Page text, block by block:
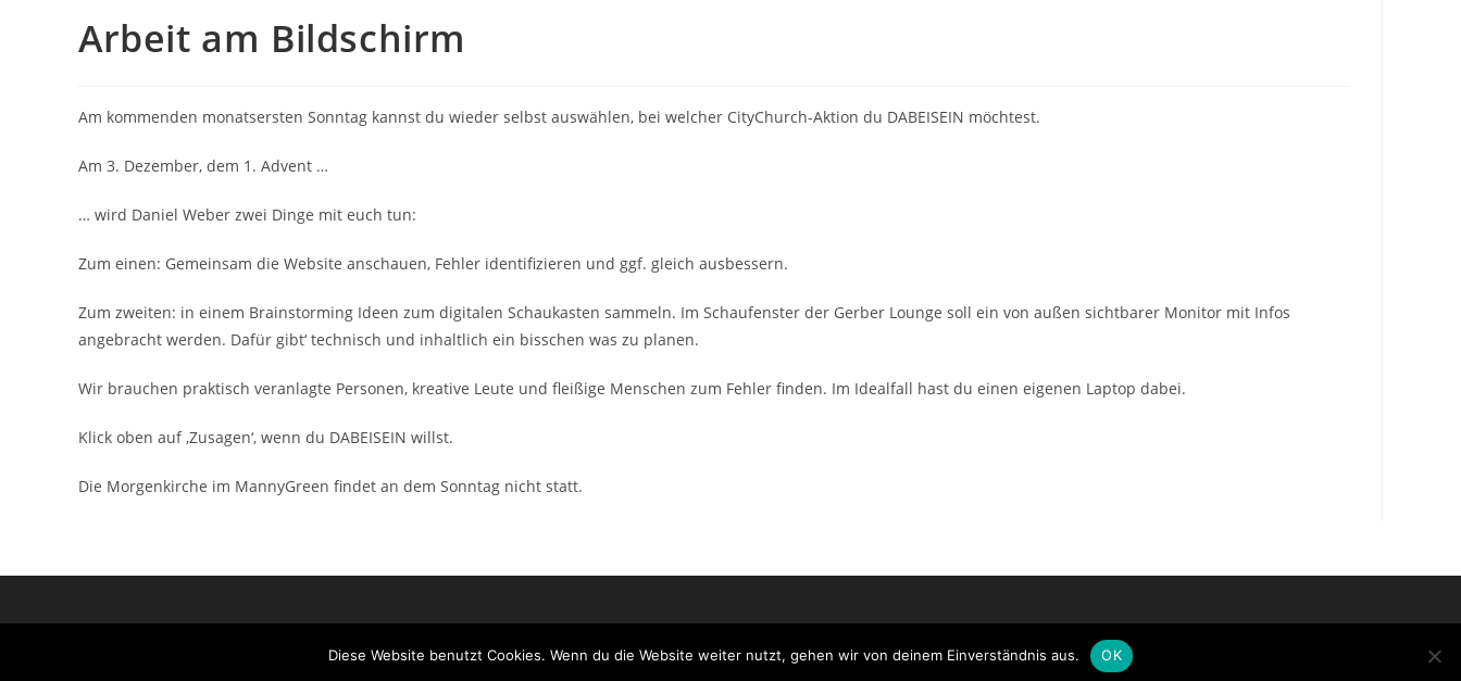
Arbeit am Bildschirm
Am kommenden monatsersten Sonntag kannst du wieder selbst auswählen, bei welcher CityChurch-Aktion du DABEISEIN möchtest.
Am 3. Dezember, dem 1. Advent …
… wird Daniel Weber zwei Dinge mit euch tun:
Zum einen: Gemeinsam die Website anschauen, Fehler identifizieren und ggf. gleich ausbessern.
Zum zweiten: in einem Brainstorming Ideen zum digitalen Schaukasten sammeln. Im Schaufenster der Gerber Lounge soll ein von außen sichtbarer Monitor mit Infos
angebracht werden. Dafür gibt‘ technisch und inhaltlich ein bisschen was zu planen.
Wir brauchen praktisch veranlagte Personen, kreative Leute und fleißige Menschen zum Fehler finden. Im Idealfall hast du einen eigenen Laptop dabei.
Klick oben auf ‚Zusagen‘, wenn du DABEISEIN willst.
Die Morgenkirche im MannyGreen findet an dem Sonntag nicht statt.
Impressum Datenschutzerklärung
Diese Website benutzt Cookies. Wenn du die Website weiter nutzt, gehen wir von deinem Einverständnis aus. OK